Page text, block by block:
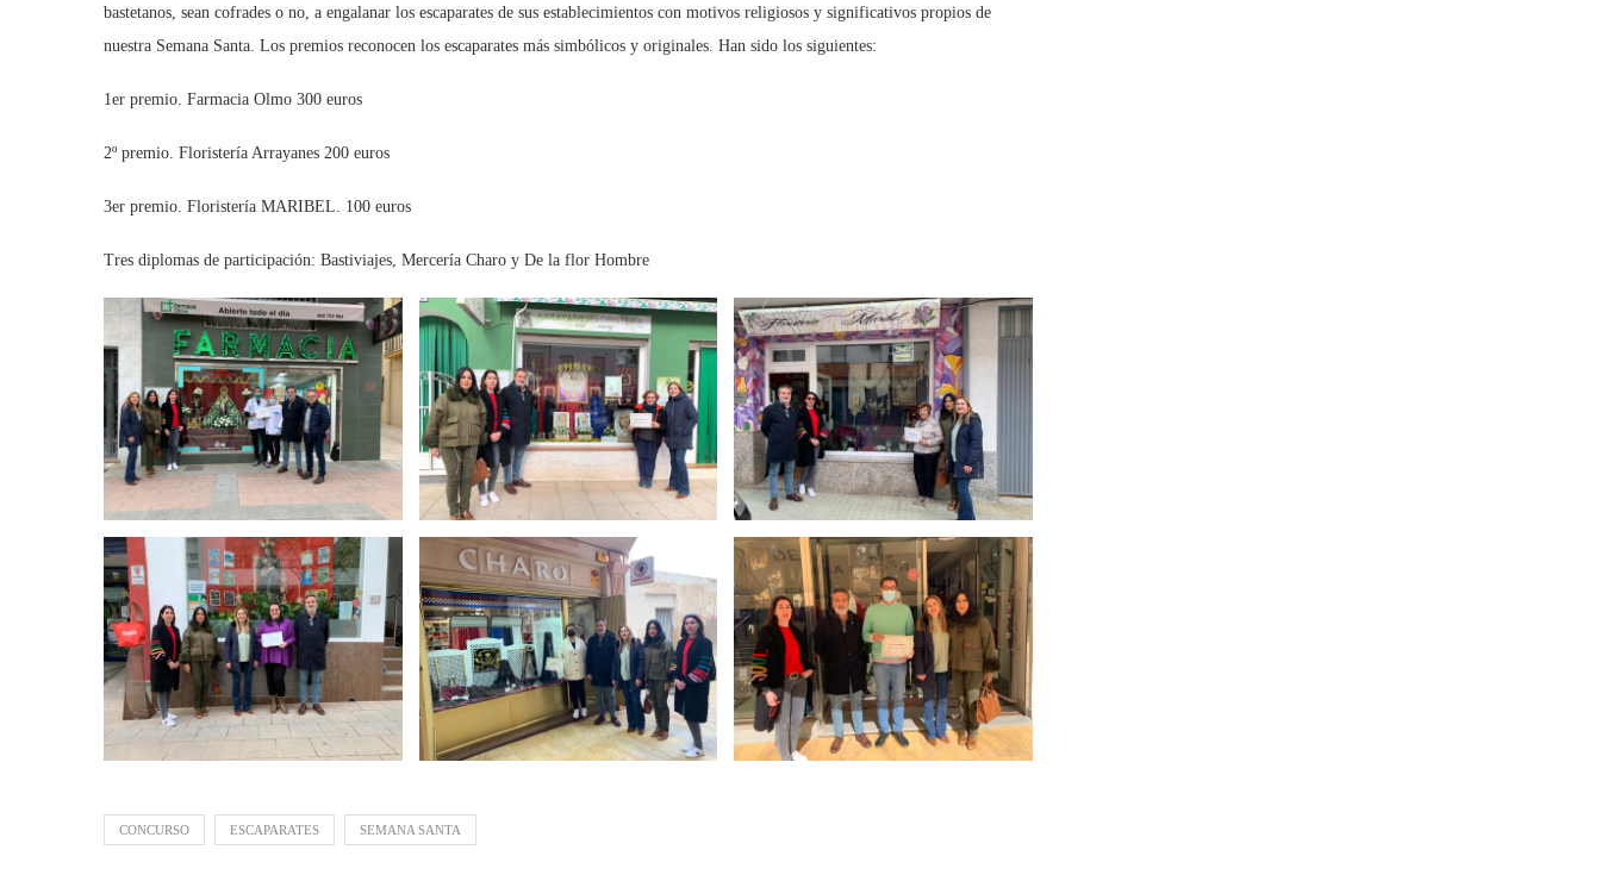
bastetanos, sean cofrades o no, a engalanar los escaparates de sus establecimientos con motivos religiosos y significativos propios de
nuestra Semana Santa. Los premios reconocen los escaparates más simbólicos y originales. Han sido los siguientes:
1er premio. Farmacia Olmo 300 euros
2º premio. Floristería Arrayanes 200 euros
3er premio. Floristería MARIBEL. 100 euros
Tres diplomas de participación: Bastiviajes, Mercería Charo y De la flor Hombre
CONCURSO ESCAPARATES SEMANA SANTA